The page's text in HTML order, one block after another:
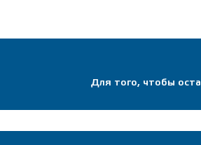
Для того, чтобы